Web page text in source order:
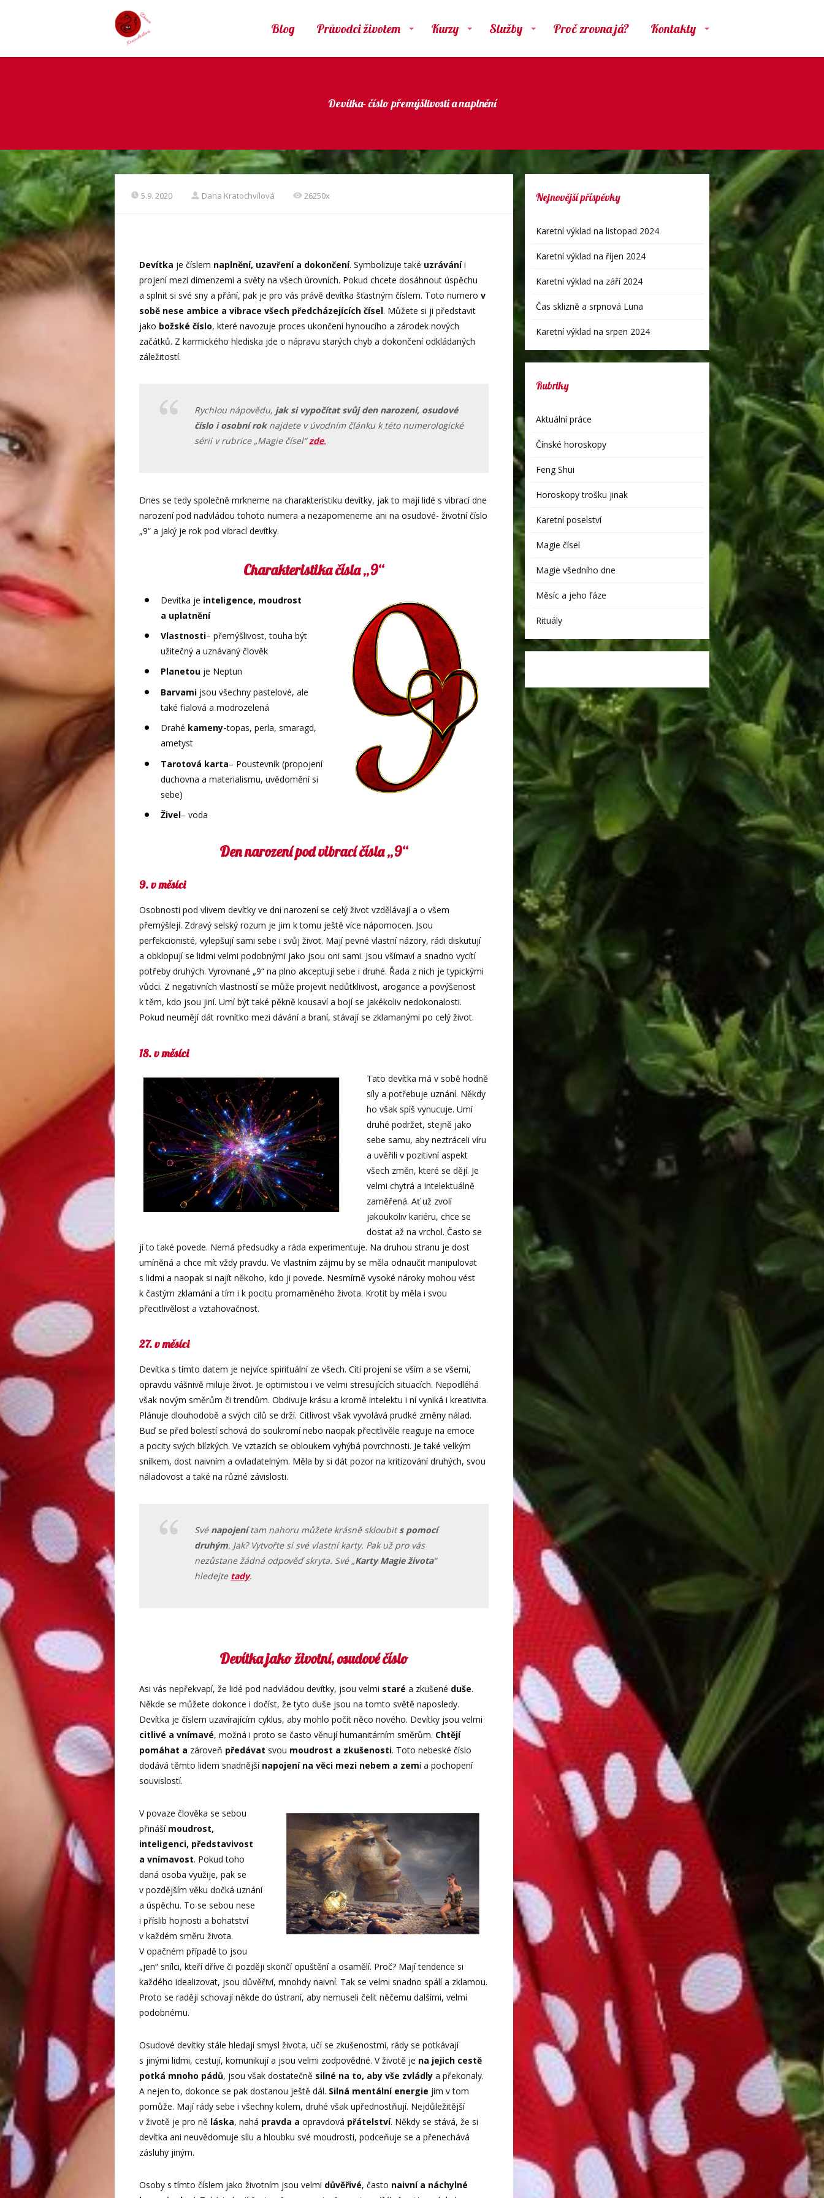
Blog Průvodci životem Kurzy Služby Proč zrovna já? Kontakty
Devítka- číslo přemýšlivosti a naplnění
5.9. 2020 Dana Kratochvílová 26250x
Devítka je číslem naplnění, uzavření a dokončení. Symbolizuje také uzráváníi
projení mezi dimenzemi a světy na všech úrovních. Pokud chcete dosáhnout úspěchu
a splnit si své sny a přání, pak je pro vás právě devítka šťastným číslem. Toto numero v
sobě nese ambice a vibrace všech předcházejících čísel. Můžete si ji představit
jako božské číslo, které navozuje proces ukončení hynoucího a zárodek nových
začátků. Z karmického hlediska jde o nápravu starých chyb a dokončení odkládaných
záležitostí.
Rychlou nápovědu, jak si vypočítat svůj den narození, osudové
číslo i osobní roknajdete v úvodním článku k této numerologické
sérii v rubrice „Magie čísel“zde.
Dnes se tedy společně mrkneme na charakteristiku devítky, jak to mají lidé s vibrací dne
narození pod nadvládou tohoto numera a nezapomeneme ani na osudové- životní číslo
„9“ a jaký je rok pod vibrací devítky.
Charakteristika čísla „9“
Devítka je inteligence, moudrost
a uplatnění
Vlastnosti– přemýšlivost, touha být
užitečný a uznávaný člověk
Planetou je Neptun
Barvami jsou všechny pastelové, ale
také fialová a modrozelená
Drahé kameny-topas, perla, smaragd,
ametyst
Tarotová karta– Poustevník (propojení
duchovna a materialismu, uvědomění si
sebe)
Živel– voda
Den narození pod vibrací čísla „9“
9. v měsíci
Osobnosti pod vlivem devítky ve dni narození se celý život vzdělávají a o všem
přemýšlejí. Zdravý selský rozum je jim k tomu ještě více nápomocen. Jsou
perfekcionisté, vylepšují sami sebe i svůj život. Mají pevné vlastní názory, rádi diskutují
a obklopují se lidmi velmi podobnými jako jsou oni sami. Jsou všímaví a snadno vycítí
potřeby druhých. Vyrovnané „9“ na plno akceptují sebe i druhé. Řada z nich je typickými
vůdci. Z negativních vlastností se může projevit nedůtklivost, arogance a povýšenost
k těm, kdo jsou jiní. Umí být také pěkně kousaví a bojí se jakékoliv nedokonalosti.
Pokud neumějí dát rovnítko mezi dávání a braní, stávají se zklamanými po celý život.
18. v měsíci
Tato devítka má v sobě hodně
síly a potřebuje uznání. Někdy
ho však spíš vynucuje. Umí
druhé podržet, stejně jako
sebe samu, aby neztráceli víru
a uvěřili v pozitivní aspekt
všech změn, které se dějí. Je
velmi chytrá a intelektuálně
zaměřená. Ať už zvolí
jakoukoliv kariéru, chce se
dostat až na vrchol. Často se
jí to také povede. Nemá předsudky a ráda experimentuje. Na druhou stranu je dost
umíněná a chce mít vždy pravdu. Ve vlastním zájmu by se měla odnaučit manipulovat
s lidmi a naopak si najít někoho, kdo ji povede. Nesmírně vysoké nároky mohou vést
k častým zklamání a tím i k pocitu promarněného života. Krotit by měla i svou
přecitlivělost a vztahovačnost.
27. v měsíci
Devítka s tímto datem je nejvíce spirituální ze všech. Cítí projení se vším a se všemi,
opravdu vášnivě miluje život. Je optimistou i ve velmi stresujících situacích. Nepodléhá
však novým směrům či trendům. Obdivuje krásu a kromě intelektu i ní vyniká i kreativita.
Plánuje dlouhodobě a svých cílů se drží. Citlivost však vyvolává prudké změny nálad.
Buď se před bolestí schová do soukromí nebo naopak přecitlivěle reaguje na emoce
a pocity svých blízkých. Ve vztazích se obloukem vyhýbá povrchnosti. Je také velkým
snílkem, dost naivním a ovladatelným. Měla by si dát pozor na kritizování druhých, svou
náladovost a také na různé závislosti.
Své napojenítam nahoru můžete krásně skloubits pomocí
druhým. Jak? Vytvořte si své vlastní karty. Pak už pro vás
nezůstane žádná odpověď skryta. Své „Karty Magie života“
hledejte tady.
Devítka jako životní, osudové číslo
Asi vás nepřekvapí, že lidé pod nadvládou devítky, jsou velmi staré a zkušené duše.
Někde se můžete dokonce i dočíst, že tyto duše jsou na tomto světě naposledy.
Devítka je číslem uzavírajícím cyklus, aby mohlo počít něco nového. Devítky jsou velmi
citlivé a vnímavé, možná i proto se často věnují humanitárním směrům. Chtějí
pomáhat a zároveň předávat svou moudrost a zkušenosti. Toto nebeské číslo
dodává těmto lidem snadnějšínapojení na věci mezi nebem a zemí a pochopení
souvislostí.
V povaze člověka se sebou
přináší moudrost,
inteligenci, představivost
a vnímavost. Pokud toho
daná osoba využije, pak se
v pozdějším věku dočká uznání
a úspěchu. To se sebou nese
i příslib hojnosti a bohatství
v každém směru života.
V opačném případě to jsou
„jen“ snílci, kteří dříve či později skončí opuštění a osamělí. Proč? Mají tendence si
každého idealizovat, jsou důvěřiví, mnohdy naivní. Tak se velmi snadno spálí a zklamou.
Proto se raději schovají někde do ústraní, aby nemuseli čelit něčemu dalšími, velmi
podobnému.
Osudové devítky stále hledají smysl života, učí se zkušenostmi, rády se potkávají
s jinými lidmi, cestují, komunikují a jsou velmi zodpovědné. V životě je na jejich cestě
potká mnoho pádů, jsou však dostatečně silné na to, aby vše zvládly a překonaly.
A nejen to, dokonce se pak dostanou ještě dál. Silná mentální energie jim v tom
pomůže. Mají rády sebe i všechny kolem, druhé však upřednostňují. Nejdůležitější
v životě je pro ně láska, nahá pravda a opravdová přátelství. Někdy se stává, že si
devítka ani neuvědomuje sílu a hloubku své moudrosti, podceňuje se a přenechává
zásluhy jiným.
Osoby s tímto číslem jako životním jsou velmi důvěřivé, často naivní a náchylné
Nejnovější příspěvky
Karetní výklad na listopad 2024
Karetní výklad na říjen 2024
Karetní výklad na září 2024
Čas sklizně a srpnová Luna
Karetní výklad na srpen 2024
Rubriky
Aktuální práce
Čínské horoskopy
Feng Shui
Horoskopy trošku jinak
Karetní poselství
Magie čísel
Magie všedního dne
Měsíc a jeho fáze
Rituály